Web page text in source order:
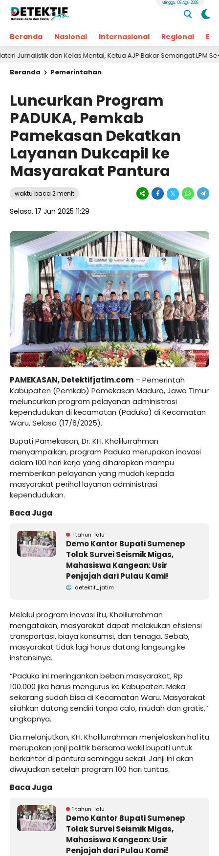
Beranda Nasional Internasional Regional
Minggu, 09 Agu 2026
dan Kelas Mental, Ketua AJP Bakar Semangat LPM Se-Madura
Beranda
Pemerintahan
Luncurkan Program
PADUKA, Pemkab
Pamekasan Dekatkan
Layanan Dukcapil ke
Masyarakat Pantura
waktu baca 2 menit
Selasa, 17 Jun 2025 11:29
PAMEKASAN, Detektifjatim.com – Pemerintah
Kabupaten (Pemkab) Pamekasan Madura, Jawa Timur
meluncurkan program pelayanan administrasi
kependudukan di kecamatan (Paduka) di Kecamatan
Waru, Selasa (17/6/2025).
Bupati Pamekasan, Dr. KH. Kholilurrahman
menyampaikan, program Paduka merupakan inovasi
dalam 100 hari kerja yang diharapkan mampu
memberikan pelayanan yang mudah kepada
masyarakat perihal layanan administrasi
kependudukan.
Baca Juga
1 tahun lalu
Demo Kantor Bupati Sumenep
Tolak Survei Seismik Migas,
Mahasiswa Kangean: Usir
Penjajah dari Pulau Kami!
detektif_jatim
Melalui program inovasi itu, Kholilurrahman
mengatakan, masyarakat dapat melakukan efisiensi
transportasi, biaya konsumsi, dan tenaga. Sebab,
masyarakat tidak lagi harus datang langsung ke
instansinya.
“Paduka ini meringankan beban masyarakat, Rp
100.000 jika harus mengurus ke Kabupaten. Maka
sekarang sudah bisa di Kecamatan Waru. Masyarakat
silahkan datang sendiri tanpa calo, mudah dan gratis,”
ungkapnya.
Dia melanjutkan, KH. Kholilurrahman menjelaskan hal itu
merupakan janji politik bersama wakil bupati untuk
berkantor di pantura seminggu sekali. Janji ini akan
diwujudkan setelah program 100 hari tuntas.
Baca Juga
1 tahun lalu
Demo Kantor Bupati Sumenep
Tolak Survei Seismik Migas,
Mahasiswa Kangean: Usir
Penjajah dari Pulau Kami!